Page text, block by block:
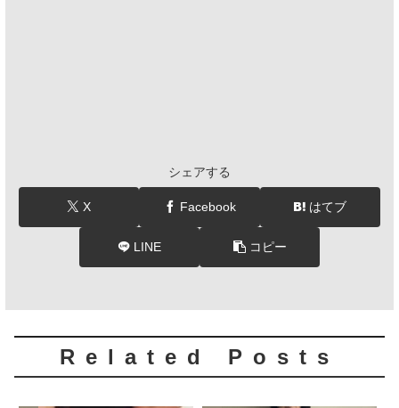
シェアする
X Facebook はてブ
LINE コピー
Related Posts